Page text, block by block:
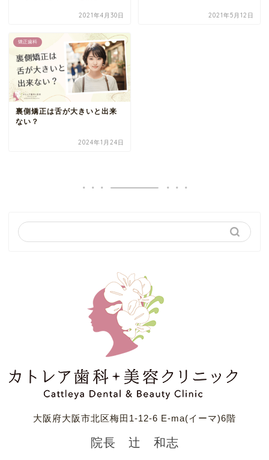
2021年4月30日 2021年5月12日
矯正歯科
裏側矯正は舌が大きいと出来
ない？
2024年1月24日
大阪府大阪市北区梅田1-12-6 E-ma(イーマ)6階
院長 辻 和志